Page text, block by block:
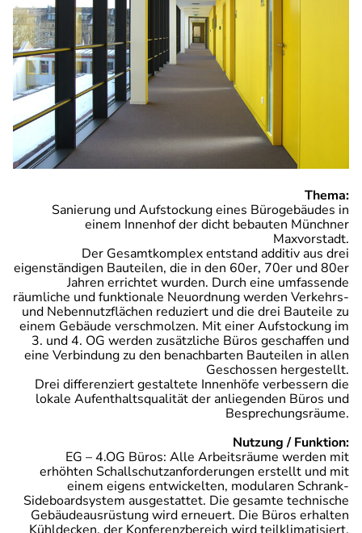
Thema:
Sanierung und Aufstockung eines Bürogebäudes in
einem Innenhof der dicht bebauten Münchner
Maxvorstadt.
Der Gesamtkomplex entstand additiv aus drei
eigenständigen Bauteilen, die in den 60er, 70er und 80er
Jahren errichtet wurden. Durch eine umfassende
räumliche und funktionale Neuordnung werden Verkehrs-
und Nebennutzflächen reduziert und die drei Bauteile zu
einem Gebäude verschmolzen. Mit einer Aufstockung im
3. und 4. OG werden zusätzliche Büros geschaffen und
eine Verbindung zu den benachbarten Bauteilen in allen
Geschossen hergestellt.
Drei differenziert gestaltete Innenhöfe verbessern die
lokale Aufenthaltsqualität der anliegenden Büros und
Besprechungsräume.
Nutzung / Funktion:
EG – 4.OG Büros: Alle Arbeitsräume werden mit
erhöhten Schallschutzanforderungen erstellt und mit
einem eigens entwickelten, modularen Schrank-
Sideboardsystem ausgestattet. Die gesamte technische
Gebäudeausrüstung wird erneuert. Die Büros erhalten